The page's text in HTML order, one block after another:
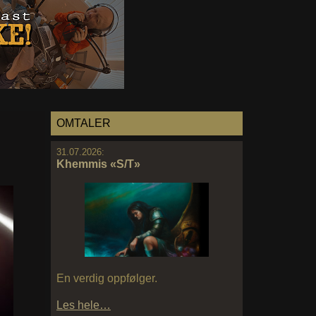
OMTALER
31.07.2026:
Khemmis «S/T»
En verdig oppfølger.
Les hele…